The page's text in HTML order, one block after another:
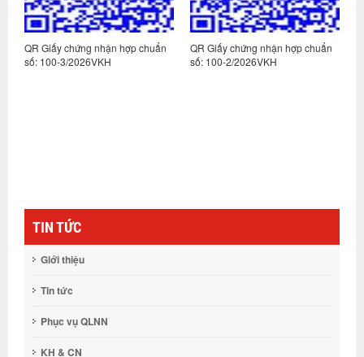
QR Giấy chứng nhận hợp chuẩn
số: 100-3/2026VKH
QR Giấy chứng nhận hợp chuẩn
số: 100-2/2026VKH
TIN TỨC
Giới thiệu
Tin tức
Phục vụ QLNN
KH & CN